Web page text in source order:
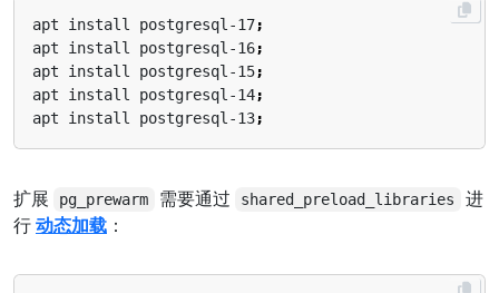
apt install postgresql-17;
apt install postgresql-16;
apt install postgresql-15;
apt install postgresql-14;
apt install postgresql-13;
扩展 pg_prewarm 需要通过 shared_preload_libraries
进
行动态加载 ：